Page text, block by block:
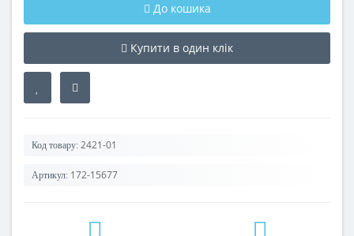
До кошика
Купити в один клік
Код товару: 2421-01
Артикул: 172-15677